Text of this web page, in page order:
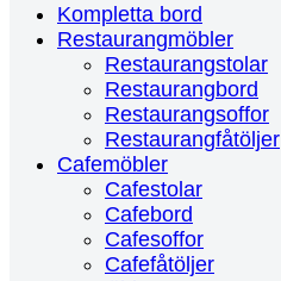
Kompletta bord
Restaurangmöbler
Restaurangstolar
Restaurangbord
Restaurangsoffor
Restaurangfåtöljer
Cafemöbler
Cafestolar
Cafebord
Cafesoffor
Cafefåtöljer